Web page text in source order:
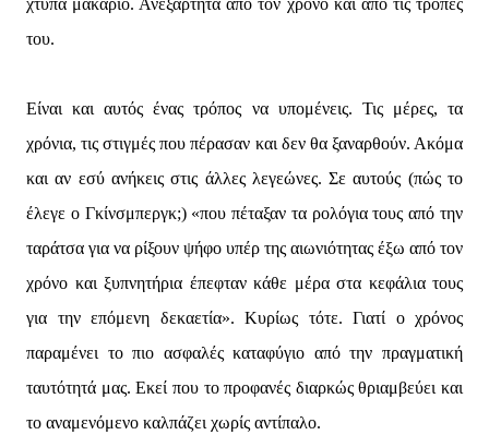
χτυπά μακάριο. Ανεξάρτητα από τον χρόνο και από τις τροπές
του.
Είναι και αυτός ένας τρόπος να υπομένεις. Τις μέρες, τα
χρόνια, τις στιγμές που πέρασαν και δεν θα ξαναρθούν. Ακόμα
και αν εσύ ανήκεις στις άλλες λεγεώνες. Σε αυτούς (πώς το
έλεγε ο Γκίνσμπεργκ;) «που πέταξαν τα ρολόγια τους από την
ταράτσα για να ρίξουν ψήφο υπέρ της αιωνιότητας έξω από τον
χρόνο και ξυπνητήρια έπεφταν κάθε μέρα στα κεφάλια τους
για την επόμενη δεκαετία». Κυρίως τότε. Γιατί ο χρόνος
παραμένει το πιο ασφαλές καταφύγιο από την πραγματική
ταυτότητά μας. Εκεί που το προφανές διαρκώς θριαμβεύει και
το αναμενόμενο καλπάζει χωρίς αντίπαλο.